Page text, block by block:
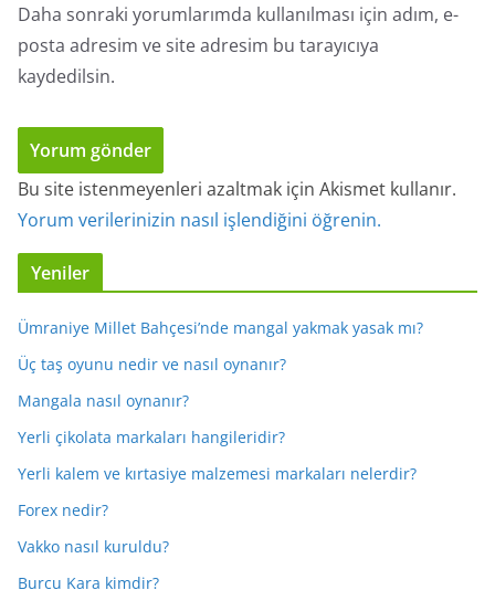
Daha sonraki yorumlarımda kullanılması için adım, e-
posta adresim ve site adresim bu tarayıcıya
kaydedilsin.
Bu site istenmeyenleri azaltmak için Akismet kullanır.
Yorum verilerinizin nasıl işlendiğini öğrenin.
Yeniler
Ümraniye Millet Bahçesi’nde mangal yakmak yasak mı?
Üç taş oyunu nedir ve nasıl oynanır?
Mangala nasıl oynanır?
Yerli çikolata markaları hangileridir?
Yerli kalem ve kırtasiye malzemesi markaları nelerdir?
Forex nedir?
Vakko nasıl kuruldu?
Burcu Kara kimdir?